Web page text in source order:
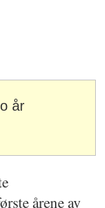
år
årene av